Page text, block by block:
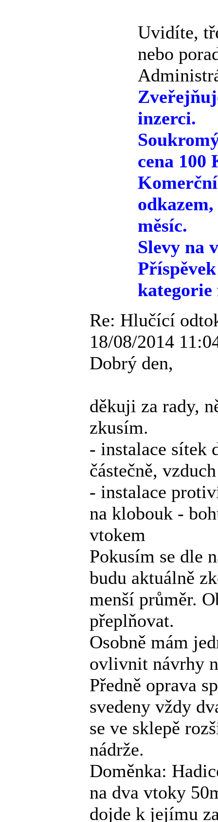
Uvidíte,
nebo
inzerci.
cena 100
měsíc.
Slevy na
kategorie
Re: Hlučící
18/08/2014
Dobrý den,
děkuji za rady,
zkusím.
- instalace sítek
částečně,
- instalace
na klobouk -
vtokem
Pokusím se dle
budu aktuálně
menší průměr.
přeplňovat.
Osobně mám
ovlivnit návrhy
Předně oprava
svedeny vždy
se ve sklepě
nádrže.
Doměnka:
na dva vtoky
dojde k jejímu